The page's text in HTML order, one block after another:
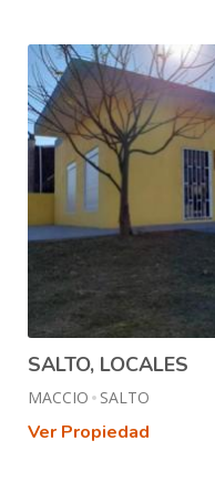
SALTO, LOCALES
MACCIO SALTO
Ver Propiedad